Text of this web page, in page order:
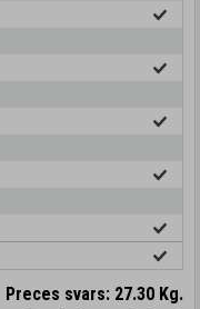
Preces svars: 27.30 Kg.